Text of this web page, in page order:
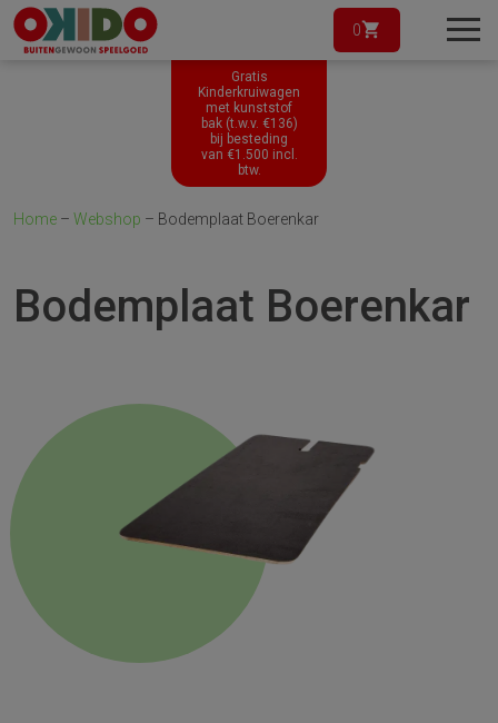
0
Gratis
Kinderkruiwagen
met kunststof
bak (t.w.v. €136)
bij besteding
van €1.500 incl.
btw.
Home – Webshop – Bodemplaat Boerenkar
Bodemplaat Boerenkar